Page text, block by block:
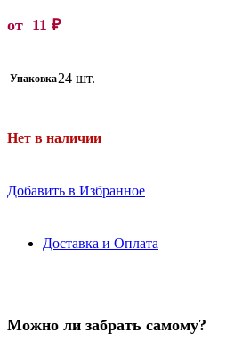
от 11 ₽
Упаковка24 шт.
Нет в наличии
Добавить в Избранное
Доставка и Оплата
Можно ли забрать самому?